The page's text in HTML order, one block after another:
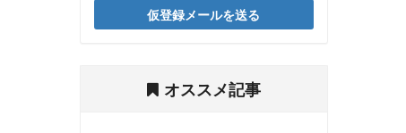
仮登録メールを送る
オススメ記事